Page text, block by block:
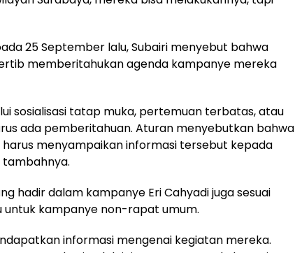
25 September lalu, Subairi menyebut bahwa
memberitahukan agenda kampanye mereka
sosialisasi tatap muka, pertemuan terbatas, atau
ada pemberitahuan. Aturan menyebutkan bahwa
menyampaikan informasi tersebut kepada
tambahnya.
hadir dalam kampanye Eri Cahyadi juga sesuai
kampanye non-rapat umum.
informasi mengenai kegiatan mereka.